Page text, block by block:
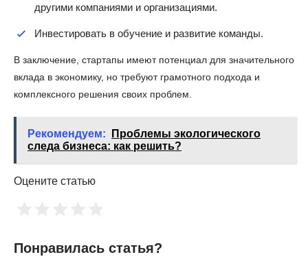
другими компаниями и организациями.
Инвестировать в обучение и развитие команды.
В заключение, стартапы имеют потенциал для значительного
вклада в экономику, но требуют грамотного подхода и
комплексного решения своих проблем.
Рекомендуем:
Проблемы экологического
следа бизнеса: как решить?
Оцените статью
Понравилась статья?